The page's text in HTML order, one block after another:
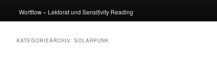
Wortflow – Lektorat und Sensitivity Reading
KATEGORIEARCHIV:SOLARPUNK